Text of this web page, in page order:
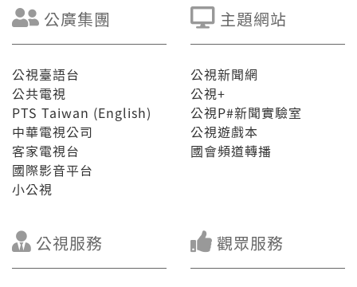
公廣集團
公視臺語台
公共電視
PTS Taiwan (English)
中華電視公司
客家電視台
國際影音平台
小公視
主題網站
公視新聞網
公視+
公視P#新聞實驗室
公視遊戲本
國會頻道轉播
公視服務 觀眾服務